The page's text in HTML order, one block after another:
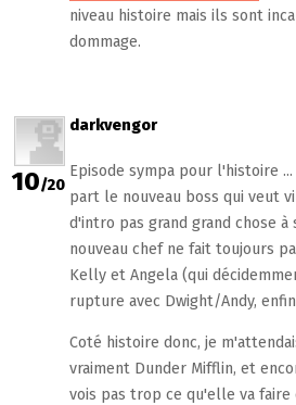
niveau histoire mais ils sont
dommage.
10/20
darkvengor
Episode sympa pour l'histoire
part le nouveau boss qui veut
d'intro pas grand grand chose
nouveau chef ne fait toujours
Kelly et Angela (qui
rupture avec Dwight/Andy,
Coté histoire donc, je
vraiment Dunder Mifflin, et
vois pas trop ce qu'elle va